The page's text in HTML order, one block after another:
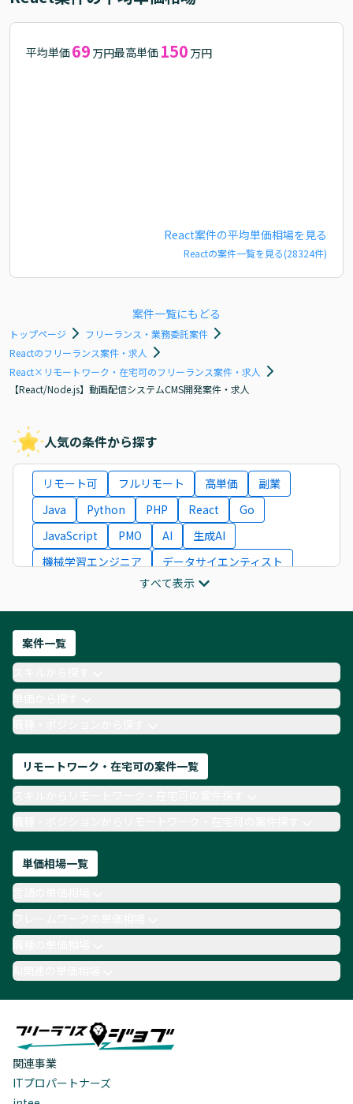
平均単価 69 万円最高単価 150 万円
React案件の平均単価相場を見る
Reactの案件一覧を見る(28324件)
案件一覧にもどる
トップページ
フリーランス・業務委託案件
Reactのフリーランス案件・求人
React×リモートワーク・在宅可のフリーランス案件・求人
【React/Node.js】動画配信システムCMS開発案件・求人
人気の条件から探す
リモート可 フルリモート 高単価
副業
Java
Python PHP React
Go
JavaScript
PMO AI
生成AI
機械学習エンジニア
データサイエンティスト
ITコンサルタント
フロントエンドエンジニア
ネットワークエンジニア
AIエンジニア
Webデザイナー
月収100万円 業務委託
COBOL
Ruby
TypeScript
Laravel AWS
すべて表示
案件一覧
単価から探す
職種・ポジションから探す
リモートワーク・在宅可の案件一覧
職種・ポジションからリモートワーク・在宅可の案件探す
単価相場一覧
職種の単価相場
AI関連の単価相場
関連事業
ITプロパートナーズ